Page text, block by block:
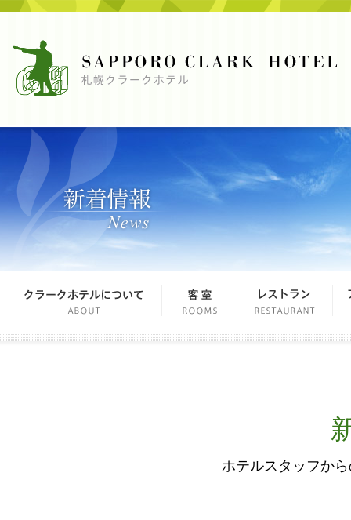
ホテルスタッフか